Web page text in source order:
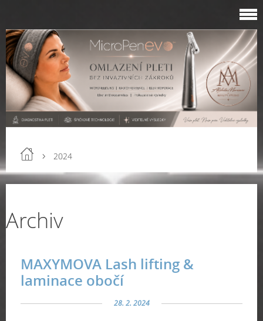
2024
Archiv
MAXYMOVA Lash lifting &
laminace obočí
28. 2. 2024